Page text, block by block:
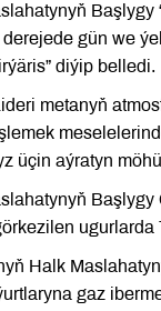
gün we
diýip belledi.
metanyň
üçin aýratyn
Halk
gaz